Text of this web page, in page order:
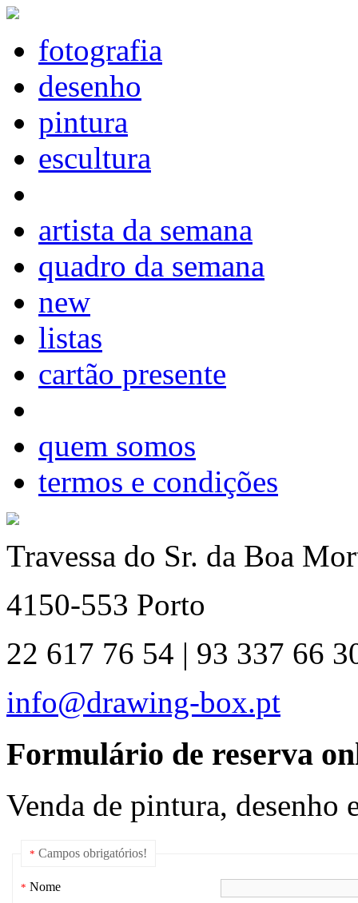
fotografia
desenho
pintura
escultura
artista da semana
quadro da semana
new
listas
cartão presente
quem somos
termos e condições
Travessa do Sr. da Boa
4150-553 Porto
22 617 76 54 | 93 337 66
info@drawing-box.pt
Formulário de reserva
Venda de pintura,
* Campos obrigatórios!
* Nome